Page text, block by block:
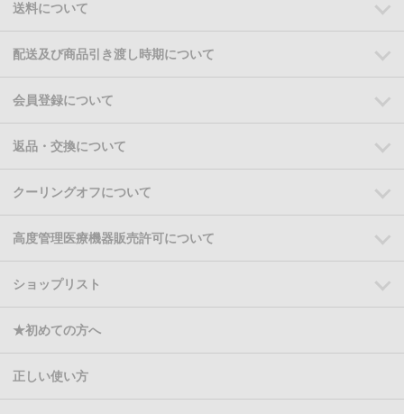
送料について
配送及び商品引き渡し時期について
会員登録について
返品・交換について
クーリングオフについて
高度管理医療機器販売許可について
ショップリスト
★初めての方へ
正しい使い方